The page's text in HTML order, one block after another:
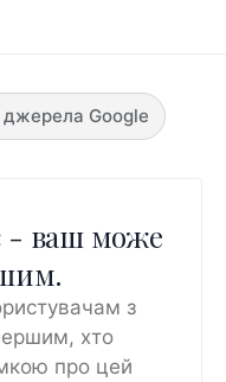
джерела Google
- ваш може
з
хто
про цей